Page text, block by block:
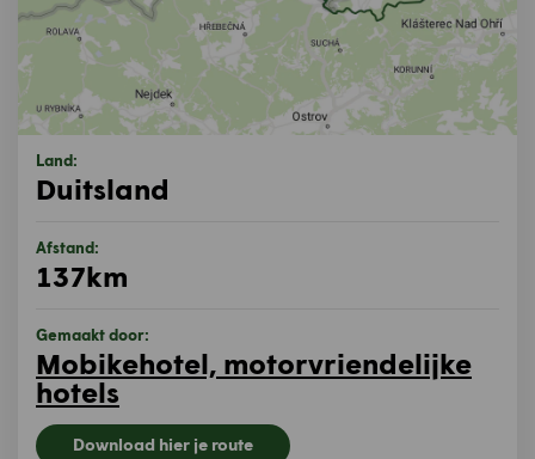
Land:
Duitsland
Afstand:
137km
Gemaakt door:
Mobikehotel, motorvriendelijke
hotels
Download hier je route